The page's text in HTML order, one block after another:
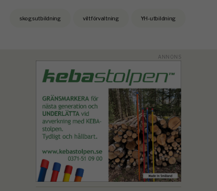
skogsutbildning viltförvaltning YH-utbildning